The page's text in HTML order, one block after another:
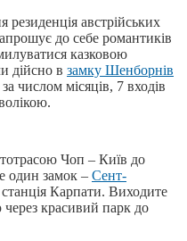
резиденція австрійських
до себе романтиків
казковою
дійсно в замку Шенборнів
числом місяців, 7 входів
Чоп – Київ до
один замок – Сент-
Карпати. Виходите
через красивий парк до